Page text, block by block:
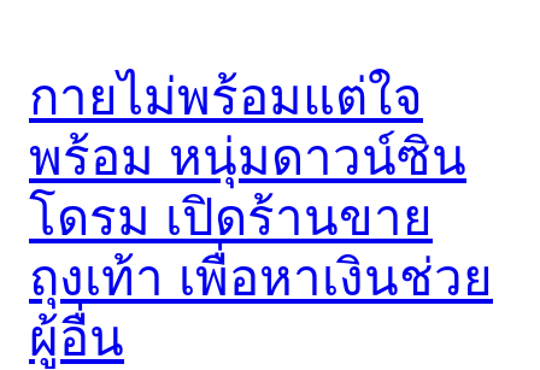
กายไม่พร้อมแต่ใจ
พร้อม หนุ่มดาวน์ซิน
โดรม เปิดร้านขาย
ถุงเท้า เพื่อหาเงินช่วย
ผู้อื่น